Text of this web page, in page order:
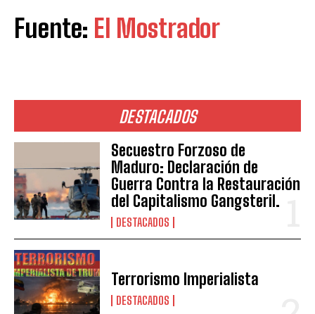
DESTACADOS
Secuestro Forzoso de
Maduro: Declaración de
Guerra Contra la Restauración
del Capitalismo Gangsteril.
DESTACADOS
Terrorismo Imperialista
DESTACADOS
Fuente: El Mostrador